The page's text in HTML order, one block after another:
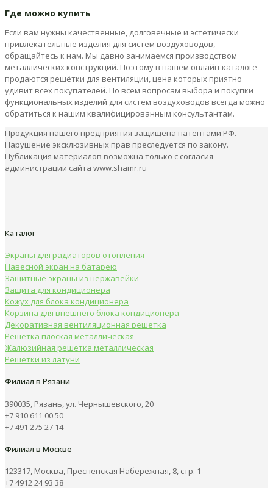
Где можно купить
Если вам нужны качественные, долговечные и эстетически
привлекательные изделия для систем воздуховодов,
обращайтесь к нам. Мы давно занимаемся производством
металлических конструкций. Поэтому в нашем онлайн-каталоге
продаются решётки для вентиляции, цена которых приятно
удивит всех покупателей. По всем вопросам выбора и покупки
функциональных изделий для систем воздуховодов всегда можно
обратиться к нашим квалифицированным консультантам.
Продукция нашего предприятия защищена патентами РФ.
Нарушение эксклюзивных прав преследуется по закону.
Публикация материалов возможна только с согласия
администрации сайта www.shamr.ru
Каталог
Экраны для радиаторов отопления
Навесной экран на батарею
Защитные экраны из нержавейки
Защита для кондиционера
Кожух для блока кондиционера
Корзина для внешнего блока кондиционера
Декоративная вентиляционная решетка
Решетка плоская металлическая
Жалюзийная решетка металлическая
Решетки из латуни
Филиал в Рязани
390035, Рязань, ул. Чернышевского, 20
+7 910 611 00 50
+7 491 275 27 14
Филиал в Москве
123317, Москва, Пресненская Набережная, 8, стр. 1
+7 4912 24 93 38